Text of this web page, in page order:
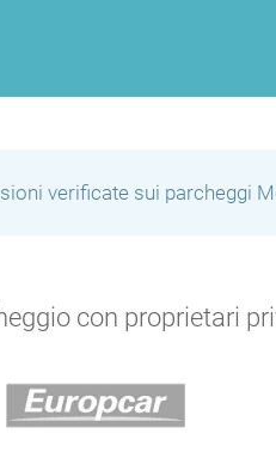
verificate sui parcheggi
con proprietari